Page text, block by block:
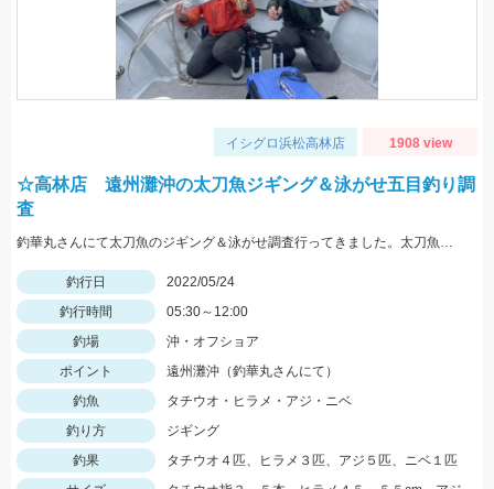
イシグロ浜松高林店 1908 view
☆高林店 遠州灘沖の太刀魚ジギング＆泳がせ五目釣り調
査
釣華丸さんにて太刀魚のジギング＆泳がせ調査行ってきました。太刀魚はまだ少し早かった感じですが良型も出ました！
釣行日
2022/05/24
釣行時間
05:30～12:00
釣場
沖・オフショア
ポイント
遠州灘沖（釣華丸さんにて）
釣魚
タチウオ・ヒラメ・アジ・ニベ
釣り方
ジギング
釣果
タチウオ４匹、ヒラメ３匹、アジ５匹、ニベ１匹